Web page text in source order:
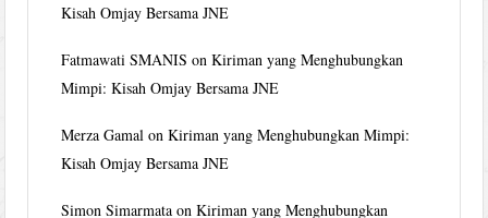
Kisah Omjay Bersama JNE
Fatmawati SMANIS onKiriman yang Menghubungkan
Mimpi: Kisah Omjay Bersama JNE
Merza Gamal onKiriman yang Menghubungkan Mimpi:
Kisah Omjay Bersama JNE
Simon Simarmata onKiriman yang Menghubungkan